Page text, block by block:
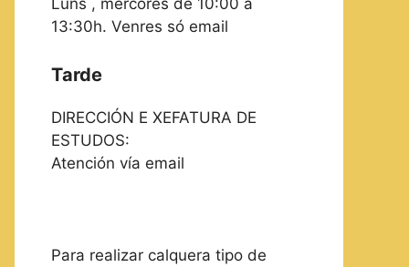
13:30h. Venres só email
Tarde
DIRECCIÓN E XEFATURA DE
ESTUDOS:
Atención vía email
Para realizar calquera tipo de